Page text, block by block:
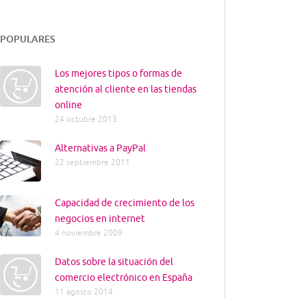
POPULARES
Los mejores tipos o formas de
atención al cliente en las tiendas
online
24 octubre 2013
Alternativas a PayPal
22 septiembre 2011
Capacidad de crecimiento de los
negocios en internet
4 noviembre 2009
Datos sobre la situación del
comercio electrónico en España
11 agosto 2014